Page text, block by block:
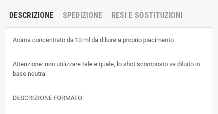
DESCRIZIONE SPEDIZIONE RESI E SOSTITUZIONI
Aroma concentrato da 10 ml da diluire a proprio piacimento
Attenzione: non utilizzare tale e quale, lo shot scomposto va diluito in
base neutra.
DESCRIZIONE FORMATO: